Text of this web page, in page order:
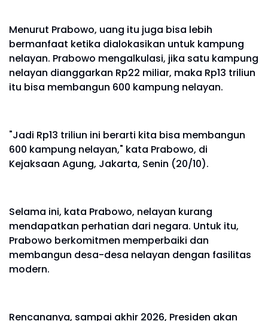
Menurut Prabowo, uang itu juga bisa lebih
bermanfaat ketika dialokasikan untuk kampung
nelayan. Prabowo mengalkulasi, jika satu kampung
nelayan dianggarkan Rp22 miliar, maka Rp13 triliun
itu bisa membangun 600 kampung nelayan.
"Jadi Rp13 triliun ini berarti kita bisa membangun
600 kampung nelayan," kata Prabowo, di
Kejaksaan Agung, Jakarta, Senin (20/10).
Selama ini, kata Prabowo, nelayan kurang
mendapatkan perhatian dari negara. Untuk itu,
Prabowo berkomitmen memperbaiki dan
membangun desa-desa nelayan dengan fasilitas
modern.
Rencananya, sampai akhir 2026, Presiden akan